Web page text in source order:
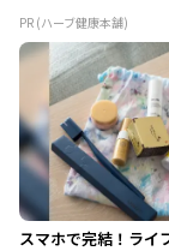
PR (ハーブ健康本舗)
スマホで完結！ライ